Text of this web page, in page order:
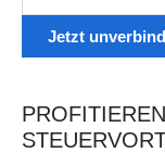
Jetzt